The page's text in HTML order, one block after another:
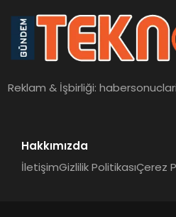
Reklam & İşbirliği:
Hakkımızda
İletişimGizlilik PolitikasıÇerez